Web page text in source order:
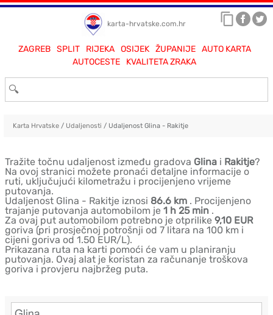
karta-hrvatske.com.hr
ZAGREB SPLIT RIJEKA OSIJEK ŽUPANIJE
AUTO KARTA
AUTOCESTE
KVALITETA ZRAKA
Karta Hrvatske/ Udaljenosti / Udaljenost Glina - Rakitje
Tražite točnu udaljenost između gradova Glina i Rakitje?
Na ovoj stranici možete pronaći detaljne informacije o
ruti, uključujući kilometražu i procijenjeno vrijeme
putovanja.
Udaljenost Glina - Rakitje iznosi 86.6 km . Procijenjeno
trajanje putovanja automobilom je 1 h 25 min .
Za ovaj put automobilom potrebno je otprilike 9,10 EUR
goriva (pri prosječnoj potrošnji od 7 litara na 100 km i
cijeni goriva od 1.50 EUR/L).
Prikazana ruta na karti pomoći će vam u planiranju
putovanja. Ovaj alat je koristan za računanje troškova
goriva i provjeru najbržeg puta.